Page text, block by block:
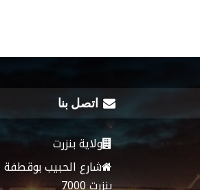
اتصل بنا
ولاية بنزرت
شارع الحبيب بوقطفة
بنزرت 7000